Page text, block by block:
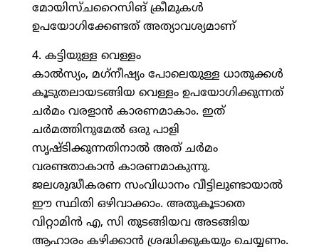
മോയിസ്ചറൈസിങ് ക്രീമുകള്‍
ഉപയോഗിക്കേണ്ടത് അത്യാവശ്യമാണ്
4. കട്ടിയുള്ള വെള്ളം
കാല്‍സ്യം, മഗ്‌നീഷ്യം പോലെയുള്ള ധാതുക്കള്‍
കൂടുതലായടങ്ങിയ വെള്ളം ഉപയോഗിക്കുന്നത്
ചര്‍മം വരളാന്‍ കാരണമാകാം. ഇത്
ചര്‍മത്തിനുമേല്‍ ഒരു പാളി
സൃഷ്ടിക്കുന്നതിനാല്‍ അത് ചര്‍മം
വരണ്ടതാകാന്‍ കാരണമാകുന്നു.
ജലശുദ്ധീകരണ സംവിധാനം വീട്ടിലുണ്ടായാല്‍
ഈ സ്ഥിതി ഒഴിവാക്കാം. അതുകൂടാതെ
വിറ്റാമിന്‍ എ, സി തുടങ്ങിയവ അടങ്ങിയ
ആഹാരം കഴിക്കാന്‍ ശ്രദ്ധിക്കുകയും ചെയ്യണം.